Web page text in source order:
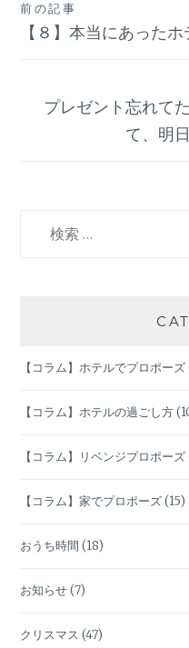
投
ナ
ン
前の記事
【８】本当にあった
プレゼント忘れて
て、明
【コラム】ホテルでプロポーズ
【コラム】ホテルの過ごし方
【コラム】リベンジプロポーズ
【コラム】家でプロポーズ(15)
おうち時間 (18)
お知らせ(7)
クリスマス (47)